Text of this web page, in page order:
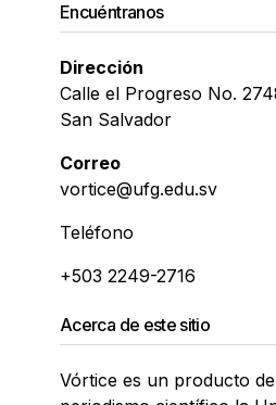
Encuéntranos
Dirección
Calle el Progreso No.
San Salvador
Correo
vortice@ufg.edu.sv
Teléfono
+503 2249-2716
Acerca de este sitio
Vórtice es un producto